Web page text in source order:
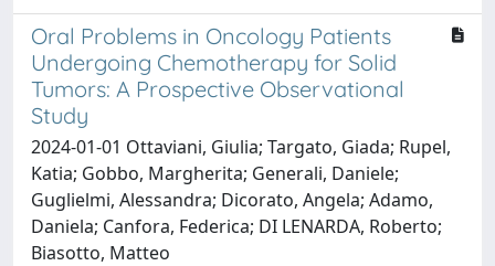
Oral Problems in Oncology Patients
Undergoing Chemotherapy for Solid
Tumors: A Prospective Observational
Study
2024-01-01 Ottaviani, Giulia; Targato, Giada; Rupel,
Katia; Gobbo, Margherita; Generali, Daniele;
Guglielmi, Alessandra; Dicorato, Angela; Adamo,
Daniela; Canfora, Federica; DI LENARDA, Roberto;
Biasotto, Matteo